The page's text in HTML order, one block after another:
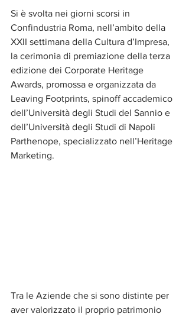
Si è svolta nei giorni scorsi in
Confindustria Roma, nell’ambito della
XXII settimana della Cultura d’Impresa,
la cerimonia di premiazione della terza
edizione dei Corporate Heritage
Awards, promossa e organizzata da
Leaving Footprints, spinoff accademico
dell’Università degli Studi del Sannio e
dell’Università degli Studi di Napoli
Parthenope, specializzato nell’Heritage
Marketing.
Tra le Aziende che si sono distinte per
aver valorizzato il proprio patrimonio